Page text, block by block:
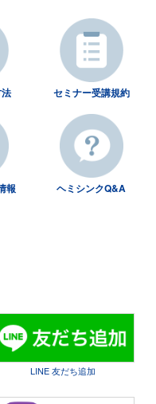
セミナー受講規約
報 ヘミシンクQ&A
LINE 友だち追加